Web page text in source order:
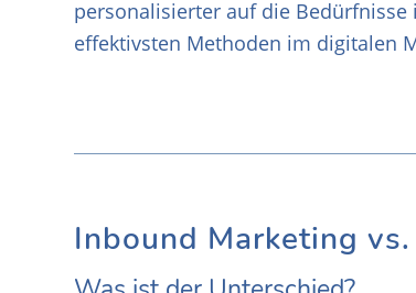
personalisierter auf die
effektivsten Methoden im digitalen
Inbound Marketing